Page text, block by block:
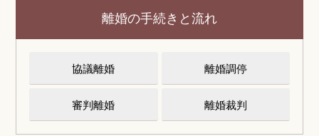
離婚の手続きと流れ
協議離婚 離婚調停
審判離婚 離婚裁判